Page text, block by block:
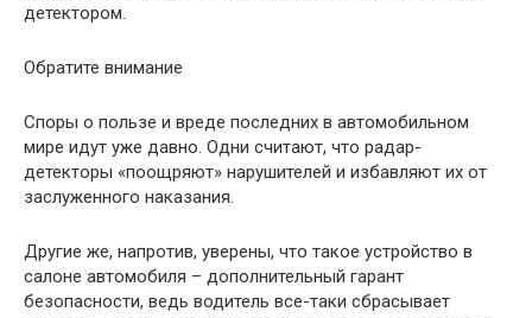
детектором.
Обратите внимание
Споры о пользе и вреде последних в автомобильном
мире идут уже давно. Одни считают, что радар-
детекторы «поощряют» нарушителей и избавляют их от
заслуженного наказания.
Другие же, напротив, уверены, что такое устройство в
салоне автомобиля – дополнительный гарант
безопасности, ведь водитель все-таки сбрасывает